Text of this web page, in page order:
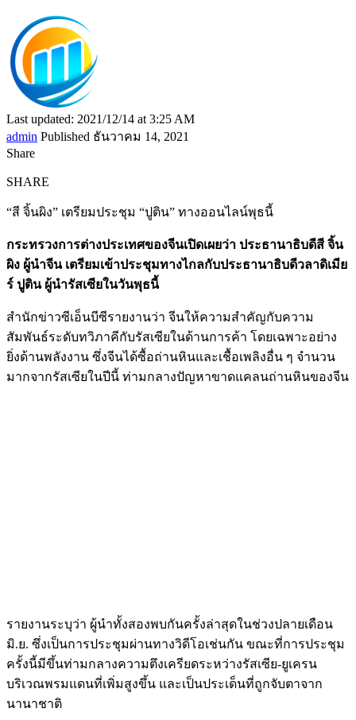
Last updated: 2021/12/14 at 3:25 AM
admin Published ธันวาคม 14, 2021
Share
SHARE
“สี จิ้นผิง” เตรียมประชุม “ปูติน” ทางออนไลน์พุธนี้
กระทรวงการต่างประเทศของจีนเปิดเผยว่า ประธานาธิบดีสี จิ้น
ผิง ผู้นำจีน เตรียมเข้าประชุมทางไกลกับประธานาธิบดีวลาดิเมีย
ร์ ปูติน ผู้นำรัสเซียในวันพุธนี้
สำนักข่าวซีเอ็นบีซีรายงานว่า จีนให้ความสำคัญกับความ
สัมพันธ์ระดับทวิภาคีกับรัสเซียในด้านการค้า โดยเฉพาะอย่าง
ยิ่งด้านพลังงาน ซึ่งจีนได้ซื้อถ่านหินและเชื้อเพลิงอื่น ๆ จำนวน
มากจากรัสเซียในปีนี้ ท่ามกลางปัญหาขาดแคลนถ่านหินของจีน
รายงานระบุว่า ผู้นำทั้งสองพบกันครั้งล่าสุดในช่วงปลายเดือน
มิ.ย. ซึ่งเป็นการประชุมผ่านทางวิดีโอเช่นกัน ขณะที่การประชุม
ครั้งนี้มีขึ้นท่ามกลางความตึงเครียดระหว่างรัสเซีย-ยูเครน
บริเวณพรมแดนที่เพิ่มสูงขึ้น และเป็นประเด็นที่ถูกจับตาจาก
นานาชาติ